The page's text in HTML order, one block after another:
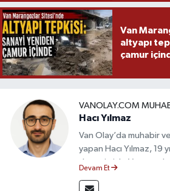
Van
altyapı
çamur
VANOLAY.COM
Hacı Yılmaz
Van Olay’da muhabir
yapan Hacı Yılmaz, 19
deneyimiyle Van yerel
takip etmektedir.
Devam Et